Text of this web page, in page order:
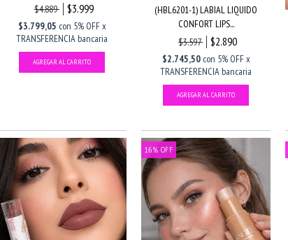
$4.889
$3.999
$3.799,05 con 5% OFF x
TRANSFERENCIA bancaria
(HBL6201-1) LABIAL LIQUIDO
CONFORT LIPS...
$3.597
$2.890
$2.745,50 con 5% OFF x
TRANSFERENCIA bancaria
16% OFF